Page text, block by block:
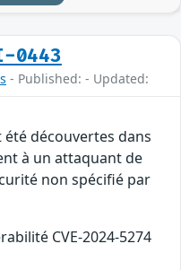
0443
- Published: - Updated:
découvertes dans
à un attaquant de
non spécifié par
CVE-2024-5274